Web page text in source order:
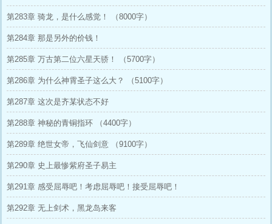
第283章 骑龙，是什么感觉！ （8000字）
第284章 那是另外的价钱！
第285章 万古第二位六星天骄！ （5700字）
第286章 为什么神霄圣子这么大？ （5100字）
第287章 这次是齐某状态不好
第288章 神秘的青铜指环 （4400字）
第289章 绝世女帝，飞仙剑意 （9100字）
第290章 史上最惨紫府圣子易主
第291章 感受屈辱吧！考虑屈辱吧！接受屈辱吧！
第292章 无上剑术，黑龙岛来客